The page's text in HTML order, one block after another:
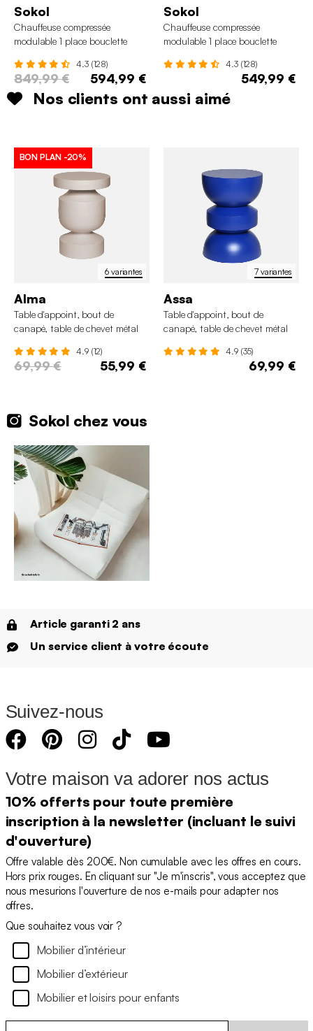
Sokol
Chauffeuse compressée
modulable 1 place bouclette
4.3 (128)
849,99 € 594,99 €
Sokol
Chauffeuse compressée
modulable 1 place bouclette
4.3 (128)
549,99 €
Nos clients ont aussi aimé
6 variantes
BON PLAN -20%
Alma
Table d'appoint, bout de
canapé, table de chevet métal
4.9 (12)
69,99 € 55,99 €
7 variantes
Assa
Table d'appoint, bout de
canapé, table de chevet métal
4.9 (35)
69,99 €
Sokol chez vous
Article garanti 2 ans
Un service client à votre écoute
Suivez-nous
Votre maison va adorer nos actus
10% offerts pour toute première
inscription à la newsletter (incluant le suivi
d'ouverture)
Offre valable dès 200€. Non cumulable avec les offres en cours.
Hors prix rouges. En cliquant sur "Je m'inscris", vous acceptez que
nous mesurions l'ouverture de nos e-mails pour adapter nos
offres.
Que souhaitez vous voir ?
Mobilier d’intérieur
Mobilier d’extérieur
Mobilier et loisirs pour enfants